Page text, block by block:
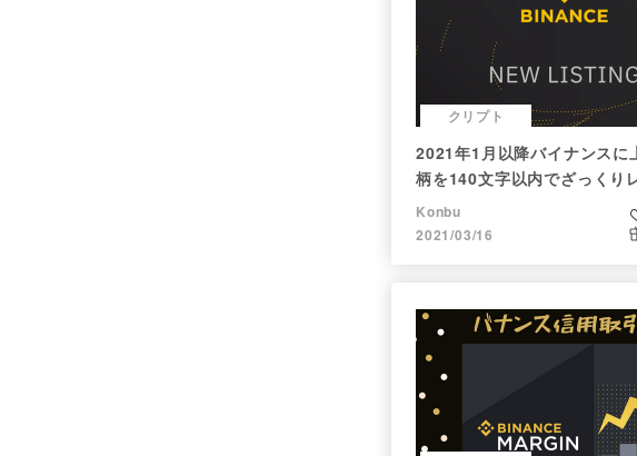
クリプト
2021年1月以降バイナンスに
柄を140文字以内でざっくり
（Twitter向け情報まとめ）
Konbu
2021/03/16